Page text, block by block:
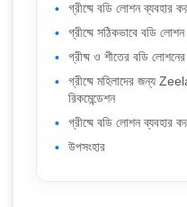
গ্রীষ্মে বডি লোশন ব্যবহার
গ্রীষ্মে সঠিকভাবে বডি
গ্রীষ্ম ও শীতের বডি লোশনের
গ্রীষ্মে মহিলাদের জন্য
রিকমেন্ডেশন
গ্রীষ্মে বডি লোশন ব্যবহার
উপসংহার